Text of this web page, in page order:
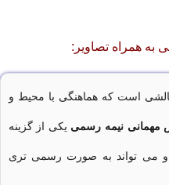
به همراه تصاویر:
است که هماهنگی با محیط و
مهمانی نیمه رسمی یکی از گزینه
می تواند به صورت رسمی تری